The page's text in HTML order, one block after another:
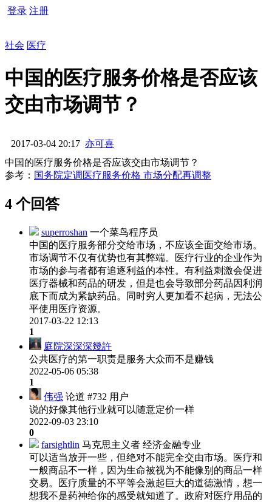
登录 注册
社会 医疗
中国的医疗服务价格是否应该
交由市场调节？
2017-03-04 20:17 亦可喜
中国的医疗服务价格是否应该交由市场调节？
参考： 国务院定调医疗服务价格 市场分配再调整
4 个回答
superroshan 一个菜鸟程序员
中国的医疗服务部分交给市场，不应该全面交给市场。
市场调节不仅有优势也有其弊端。医疗行业的企业作为
市场的参与者都有追逐利益的本性。有利益刺激会促进
医疗器械和药品的研发，但是也会导致部分药品因利润
底下而成为紧缺药品。同时穷人更加看不起病，无法公
平使用医疗资源。
2017-03-22 12:13
1
庭院深深深幾許
公共医疗的第一职责是服务大众而不是赚钱
2022-05-06 05:38
1
伟强 论道 #732 用户
说的好像其他行业就可以随意定价一样
2022-09-03 23:10
0
farsightlin 马克思主义者 经济金融专业
可以适当放开一些，但绝对不能完全交由市场。医疗和
一般商品不一样，因为生命被视为不能像别的商品一样
交易。医疗质量的不平等会激起巨大的道德激情，想一
想我不是药神给你的感受就知道了。政府对医疗用品的